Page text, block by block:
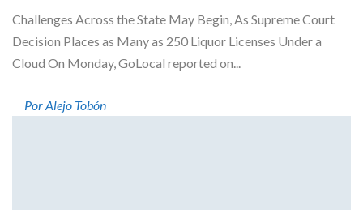
Challenges Across the State May Begin, As Supreme Court
Decision Places as Many as 250 Liquor Licenses Under a
Cloud On Monday, GoLocal reported on...
Por Alejo Tobón